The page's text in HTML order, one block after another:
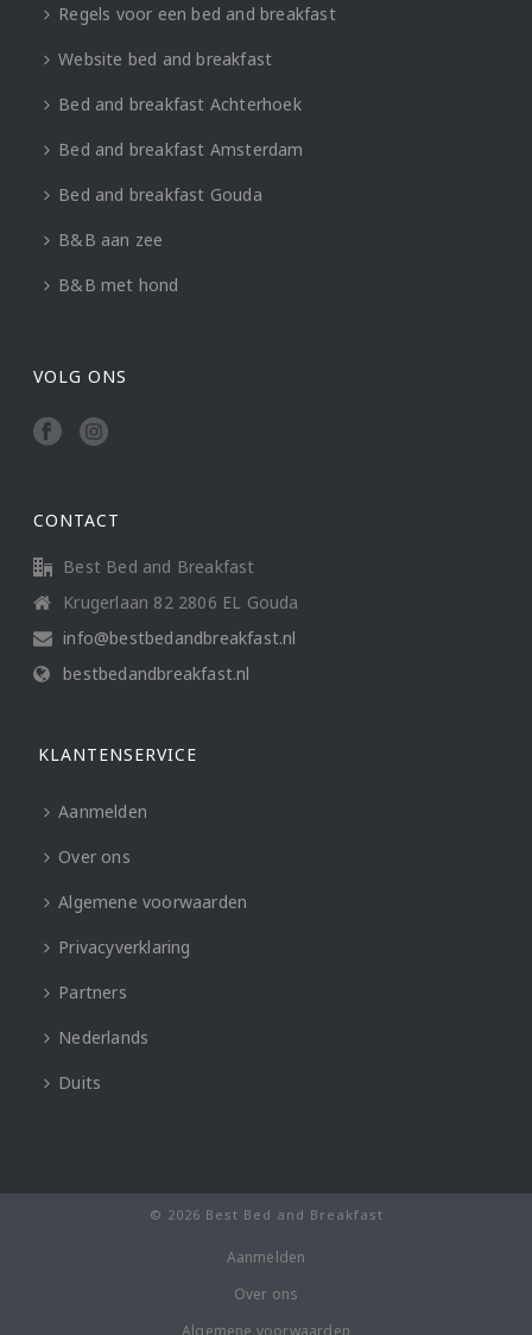
Regels voor een bed and breakfast
Website bed and breakfast
Bed and breakfast Achterhoek
Bed and breakfast Amsterdam
Bed and breakfast Gouda
B&B aan zee
B&B met hond
VOLG ONS
CONTACT
Best Bed and Breakfast
Krugerlaan 82 2806 EL Gouda
info@bestbedandbreakfast.nl
bestbedandbreakfast.nl
KLANTENSERVICE
Aanmelden
Over ons
Algemene voorwaarden
Privacyverklaring
Partners
Nederlands
Duits
© 2026 Best Bed and Breakfast
Aanmelden
Over ons
Algemene voorwaarden